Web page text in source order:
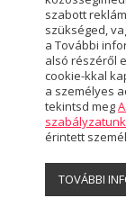
Sáfrik-
A
Halasi
szabott
szükséged,
a További
alsó részéről
cookie-kkal
a személyes
tekintsd meg
érintett
TOVÁBBI